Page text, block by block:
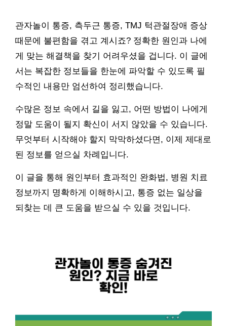
관자놀이 통증, 측두근 통증, TMJ 턱관절장애 증상
때문에 불편함을 겪고 계시죠? 정확한 원인과 나에
게 맞는 해결책을 찾기 어려우셨을 겁니다. 이 글에
서는 복잡한 정보들을 한눈에 파악할 수 있도록 필
수적인 내용만 엄선하여 정리했습니다.
수많은 정보 속에서 길을 잃고, 어떤 방법이 나에게
정말 도움이 될지 확신이 서지 않았을 수 있습니다.
무엇부터 시작해야 할지 막막하셨다면, 이제 제대로
된 정보를 얻으실 차례입니다.
이 글을 통해 원인부터 효과적인 완화법, 병원 치료
정보까지 명확하게 이해하시고, 통증 없는 일상을
되찾는 데 큰 도움을 받으실 수 있을 것입니다.